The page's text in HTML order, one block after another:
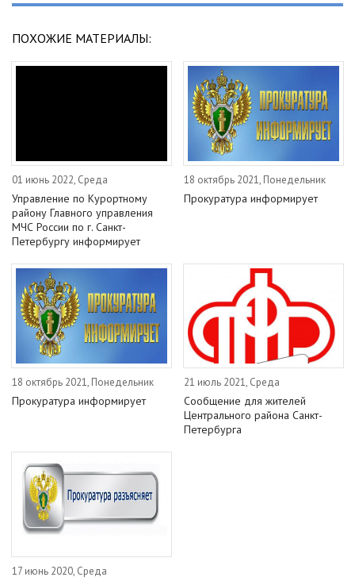
ПОХОЖИЕ МАТЕРИАЛЫ:
01 июнь 2022, Среда
Управление по Курортному
району Главного управления
МЧС России по г. Санкт-
Петербургу информирует
18 октябрь 2021, Понедельник
Прокуратура информирует
18 октябрь 2021, Понедельник
Прокуратура информирует
21 июль 2021, Среда
Сообщение для жителей
Центрального района Санкт-
Петербурга
17 июнь 2020, Среда